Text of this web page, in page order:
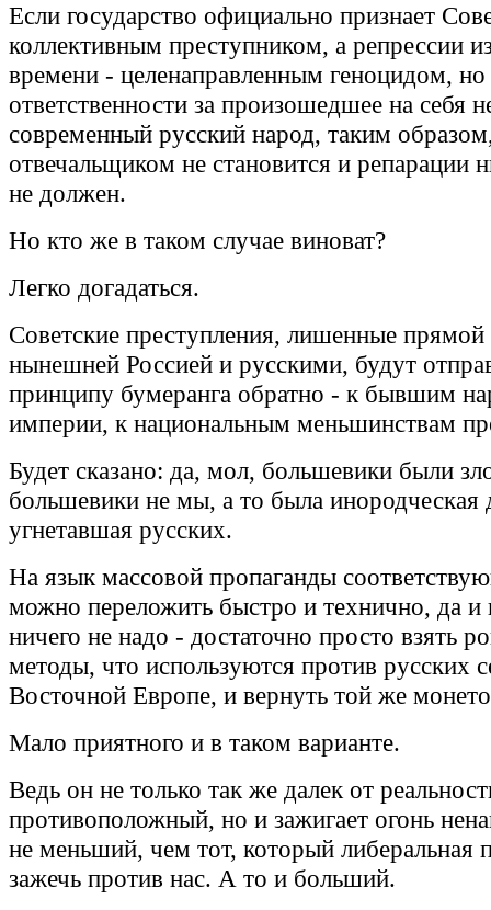
Если государство официально признает
коллективным преступником, а репрессии
времени - целенаправленным геноцидом, но
ответственности за произошедшее на себя
современный русский народ, таким
отвечальщиком не становится и репарации
не должен.
Но кто же в таком случае виноват?
Легко догадаться.
Советские преступления, лишенные прямой
нынешней Россией и русскими, будут
принципу бумеранга обратно - к бывшим
империи, к национальным меньшинствам
Будет сказано: да, мол, большевики были
большевики не мы, а то была инородческая
угнетавшая русских.
На язык массовой пропаганды
можно переложить быстро и технично, да и
ничего не надо - достаточно просто взять
методы, что используются против русских
Восточной Европе, и вернуть той же
Мало приятного и в таком варианте.
Ведь он не только так же далек от
противоположный, но и зажигает огонь
не меньший, чем тот, который либеральная
зажечь против нас. А то и больший.